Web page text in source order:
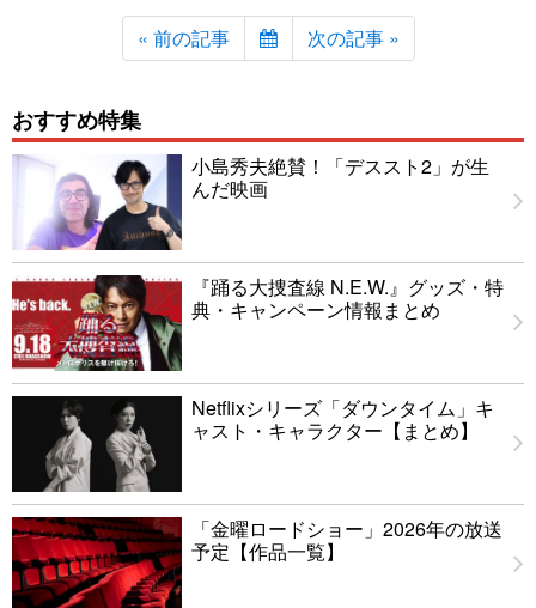
« 前の記事 次の記事 »
おすすめ特集
小島秀夫絶賛！「デススト2」が生
んだ映画
『踊る大捜査線 N.E.W.』グッズ・特
典・キャンペーン情報まとめ
Netflixシリーズ「ダウンタイム」キ
ャスト・キャラクター【まとめ】
「金曜ロードショー」2026年の放送
予定【作品一覧】